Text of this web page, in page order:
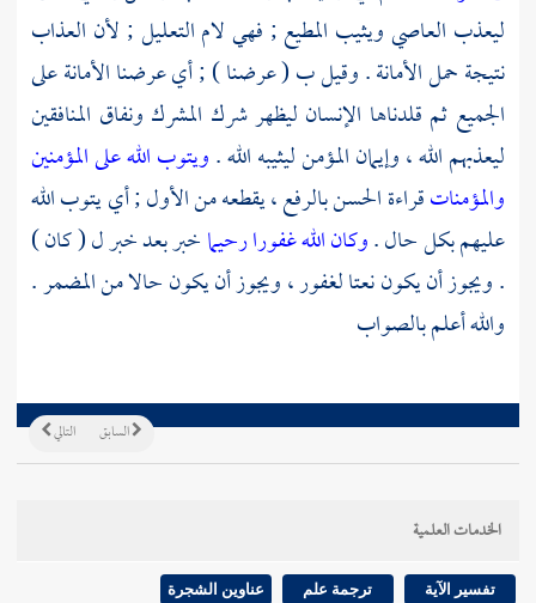
ليعذب العاصي ويثيب المطيع ; فهي لام التعليل ; لأن العذاب
نتيجة حمل الأمانة . وقيل ب ( عرضنا ) ; أي عرضنا الأمانة على
الجميع ثم قلدناها الإنسان ليظهر شرك المشرك ونفاق المنافقين
ليعذبهم الله ، وإيمان المؤمن ليثيبه الله .ويتوب الله على المؤمنين
والمؤمناتقراءةالحسنبالرفع ، يقطعه من الأول ; أي يتوب الله
عليهم بكل حال .وكان الله غفورا رحيماخبر بعد خبر ل ( كان )
. ويجوز أن يكون نعتا لغفور ، ويجوز أن يكون حالا من المضمر .
والله أعلم بالصواب
التالي السابق
الخدمات العلمية
تفسير الآية ترجمة علم عناوين الشجرة